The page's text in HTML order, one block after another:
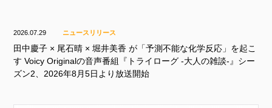
2026.07.29 ニュースリリース
田中慶子 × 尾石晴 × 堀井美香 が「予測不能な化学反応」を起こ
す Voicy Originalの音声番組『トライローグ -大人の雑談-』シー
ズン2、2026年8月5日より放送開始